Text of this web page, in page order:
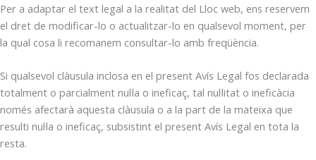
Per a adaptar el text legal a la realitat del Lloc web, ens reservem
el dret de modificar-lo o actualitzar-lo en qualsevol moment, per
la qual cosa li recomanem consultar-lo amb freqüència.
Si qualsevol clàusula inclosa en el present Avís Legal fos declarada
totalment o parcialment nul·la o ineficaç, tal nul·litat o ineficàcia
només afectarà aquesta clàusula o a la part de la mateixa que
resulti nul·la o ineficaç, subsistint el present Avís Legal en tota la
resta.